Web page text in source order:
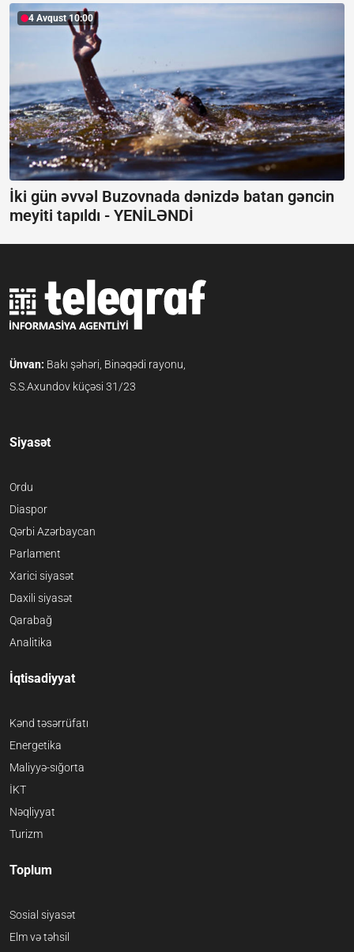
4 Avqust 10:00
İki gün əvvəl Buzovnada dənizdə batan gəncin
meyiti tapıldı - YENİLƏNDİ
Ünvan: Bakı şəhəri, Binəqədi rayonu,
S.S.Axundov küçəsi 31/23
Siyasət
Ordu
Diaspor
Qərbi Azərbaycan
Parlament
Xarici siyasət
Daxili siyasət
Qarabağ
Analitika
İqtisadiyyat
Kənd təsərrüfatı
Energetika
Maliyyə-sığorta
İKT
Nəqliyyat
Turizm
Toplum
Sosial siyasət
Elm və təhsil